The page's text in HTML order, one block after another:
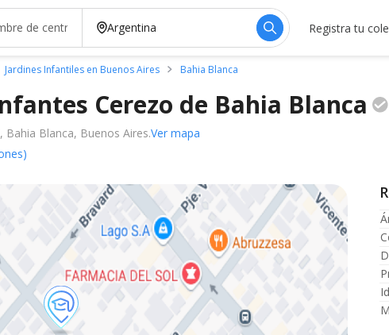
Registra tu
Jardines Infantiles en Buenos Aires Bahia Blanca
Cerezo de Bahia Blanca
Bahia Blanca, Buenos Aires.Ver mapa